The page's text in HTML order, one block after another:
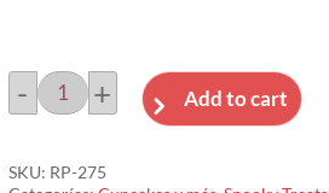
CUPCAKES
MÁS
- + Add to cart
SKU: RP-275